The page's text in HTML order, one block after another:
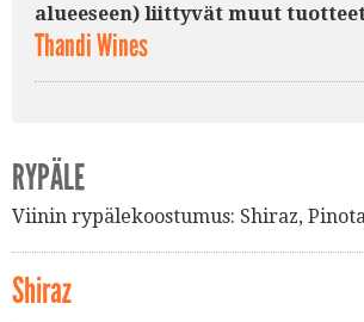
alueeseen) liittyvät muut
Thandi Wines
RYPÄLE
Viinin rypälekoostumus: Shiraz,
Shiraz